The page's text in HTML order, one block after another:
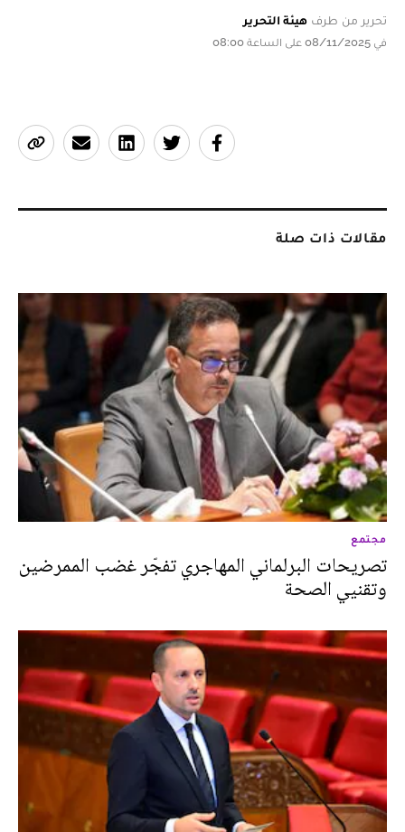
تحرير من طرف هيئة التحرير
في 08/11/2025 على الساعة 08:00
مقالات ذات صلة
مجتمع
تصريحات البرلماني المهاجري تفجّر غضب الممرضين
وتقنيي الصحة